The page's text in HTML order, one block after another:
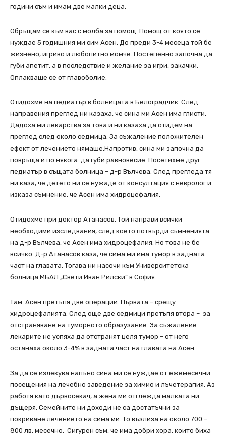
години съм и имам две малки деца.
Обръщам се към вас с молба за помощ. Помощ от която се
нуждае 5 годишния ми сим Асен. До преди 3-4 месеца той бе
жизнено, игриво и любопитно момче. Постепенно започна да
губи апетит, а в последствие и желание за игри, закачки.
Оплакваше се от главоболие.
Отидохме на педиатър в болницата в Белоградчик. След
направения преглед ни казаха, че сина ми Асен има глисти.
Дадоха ми лекарства за това и ни казаха да отидем на
преглед след около седмица. За съжаление положителен
ефект от лечението нямаше.Напротив, сина ми започна да
повръща и по някога да губи равновесие. Посетихме друг
педиатър в същата болница – д-р Вълчева. След прегледа тя
ни каза, че детето ни се нужаде от консултация с невролог и
изказа съмнение, че Асен има хидроцефалия.
Отидохме при доктор Атанасов. Той направи всички
необходими изследвания, след което потвърди съмненията
на д-р Вълчева, че Асен има хидроцефалия. Но това не бе
всичко. Д-р Атанасов каза, че сима ми има тумор в задната
част на главата. Тогава ни насочи към Университетска
болница МБАЛ „Свети Иван Рилски” в София.
Там Асен претъпя две операции. Първата – срещу
хидроцефалията. След още две седмици претъпя втора – за
отстраняване на туморното образузание. За съжаление
лекарите не успяха да отстранят целя тумор – от него
останаха около 3-4% в задната част на главата на Асен.
За да се излекува напъно сина ми се нуждае от ежемесечни
посещения на лечебно заведение за химио и лъчетерапия. Аз
работя като дървосекач, а жена ми отглежда малката ни
дъщеря. Семейните ни доходи не са достатъчни за
покриване лечението на сима ми. То възлиза на около 700 –
800 лв. месечно. Сигурен съм, че има добри хора, които биха